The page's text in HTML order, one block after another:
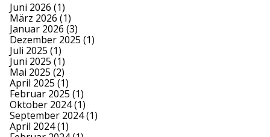
Juni 2026 (1)
März 2026 (1)
Januar 2026 (3)
Dezember 2025 (1)
Juli 2025 (1)
Juni 2025 (1)
Mai 2025 (2)
April 2025 (1)
Februar 2025 (1)
Oktober 2024(1)
September 2024(1)
April 2024(1)